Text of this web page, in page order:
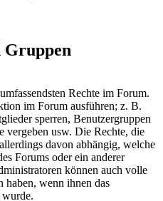
Gruppen
Rechte im Forum.
im Forum ausführen; z. B.
sperren, Benutzergruppen
vergeben usw. Die Rechte, die
davon abhängig, welche
Forums oder ein anderer
können auch volle
haben, wenn ihnen das
wurde.